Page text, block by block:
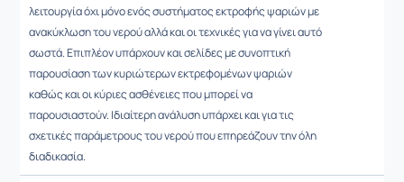
λειτουργία όχι μόνο ενός συστήματος εκτροφής ψαριών με
ανακύκλωση του νερού αλλά και οι τεχνικές για να γίνει αυτό
σωστά. Επιπλέον υπάρχουν και σελίδες με συνοπτική
παρουσίαση των κυριώτερων εκτρεφομένων ψαριών
καθώς και οι κύριες ασθένειες που μπορεί να
παρουσιαστούν. Ιδιαίτερη ανάλυση υπάρχει και για τις
σχετικές παράμετρους του νερού που επηρεάζουν την όλη
διαδικασία.